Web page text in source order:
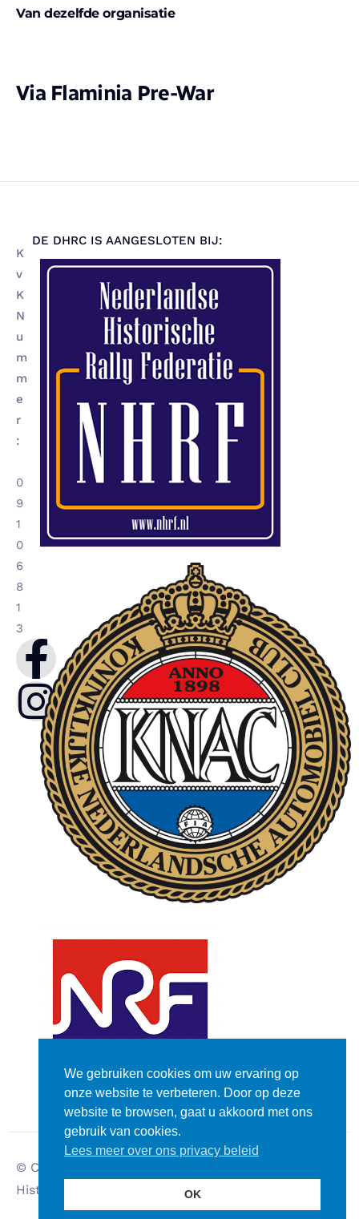
Van dezelfde organisatie
Via Flaminia Pre-War
K
v
K
N
u
m
m
e
r
:
0
9
1
0
6
8
1
3
DE DHRC IS AANGESLOTEN BIJ:
© Copyright – Dutch
Historic Rally Club
We gebruiken cookies om uw ervaring op
onze website te verbeteren. Door op deze
website te browsen, gaat u akkoord met ons
gebruik van cookies.
Lees meer over ons privacy beleid
OK